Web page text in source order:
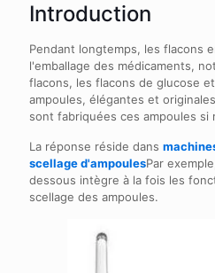
Introduction
Pendant longtemps, les flacons
l'emballage des médicaments,
flacons, les flacons de glucose
ampoules, élégantes et
sont fabriquées ces ampoules si
La réponse réside dans
scellage d'ampoulesPar
dessous intègre à la fois les
scellage des ampoules.